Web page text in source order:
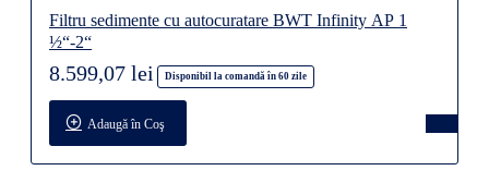
Filtru sedimente cu autocuratare BWT Infinity AP 1
½“-2“
Disponibil la comandă în 60 zile
8.599,07 lei
Adaugă în Coş